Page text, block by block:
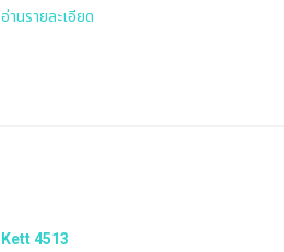
อ่านรายละเอียด
Kett 4513